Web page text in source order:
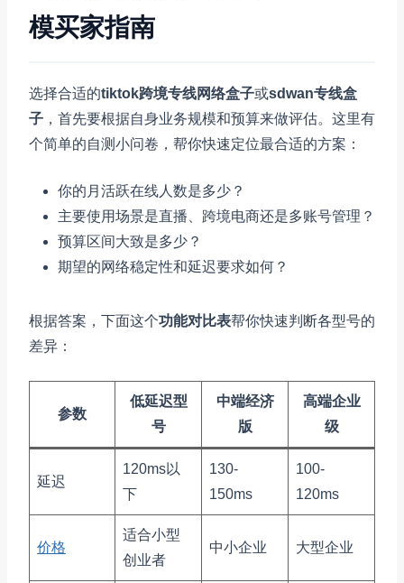
模买家指南
选择合适的tiktok跨境专线网络盒子或sdwan专线盒
子 ，首先要根据自身业务规模和预算来做评估。这里有
个简单的自测小问卷，帮你快速定位最合适的方案：
你的月活跃在线人数是多少？
主要使用场景是直播、跨境电商还是多账号管理？
预算区间大致是多少？
期望的网络稳定性和延迟要求如何？
根据答案，下面这个功能对比表帮你快速判断各型号的
差异：
参数
低延迟型
号
中端经济
版
高端企业
级
延迟
120ms以
下
130-
150ms
100-
120ms
价格
适合小型
创业者
中小企业 大型企业